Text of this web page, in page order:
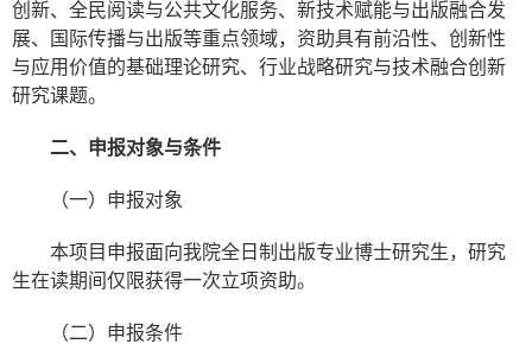
创新、全民阅读与公共文化服务、新技术赋能与出版融合发
展、国际传播与出版等重点领域，资助具有前沿性、创新性
与应用价值的基础理论研究、行业战略研究与技术融合创新
研究课题。
二、申报对象与条件
（一）申报对象
本项目申报面向我院全日制出版专业博士研究生，研究
生在读期间仅限获得一次立项资助。
（二）申报条件